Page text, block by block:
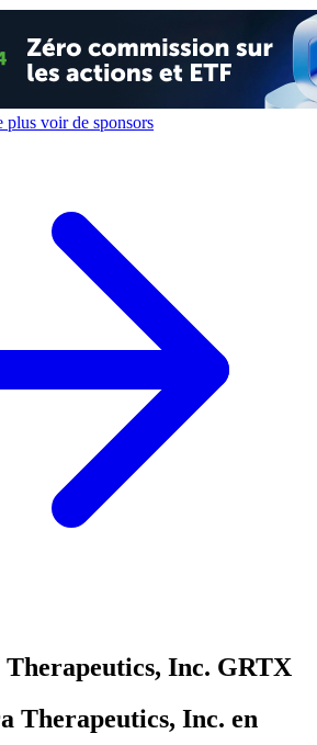
plus voir de sponsors
Therapeutics, Inc. GRTX
Therapeutics, Inc. en